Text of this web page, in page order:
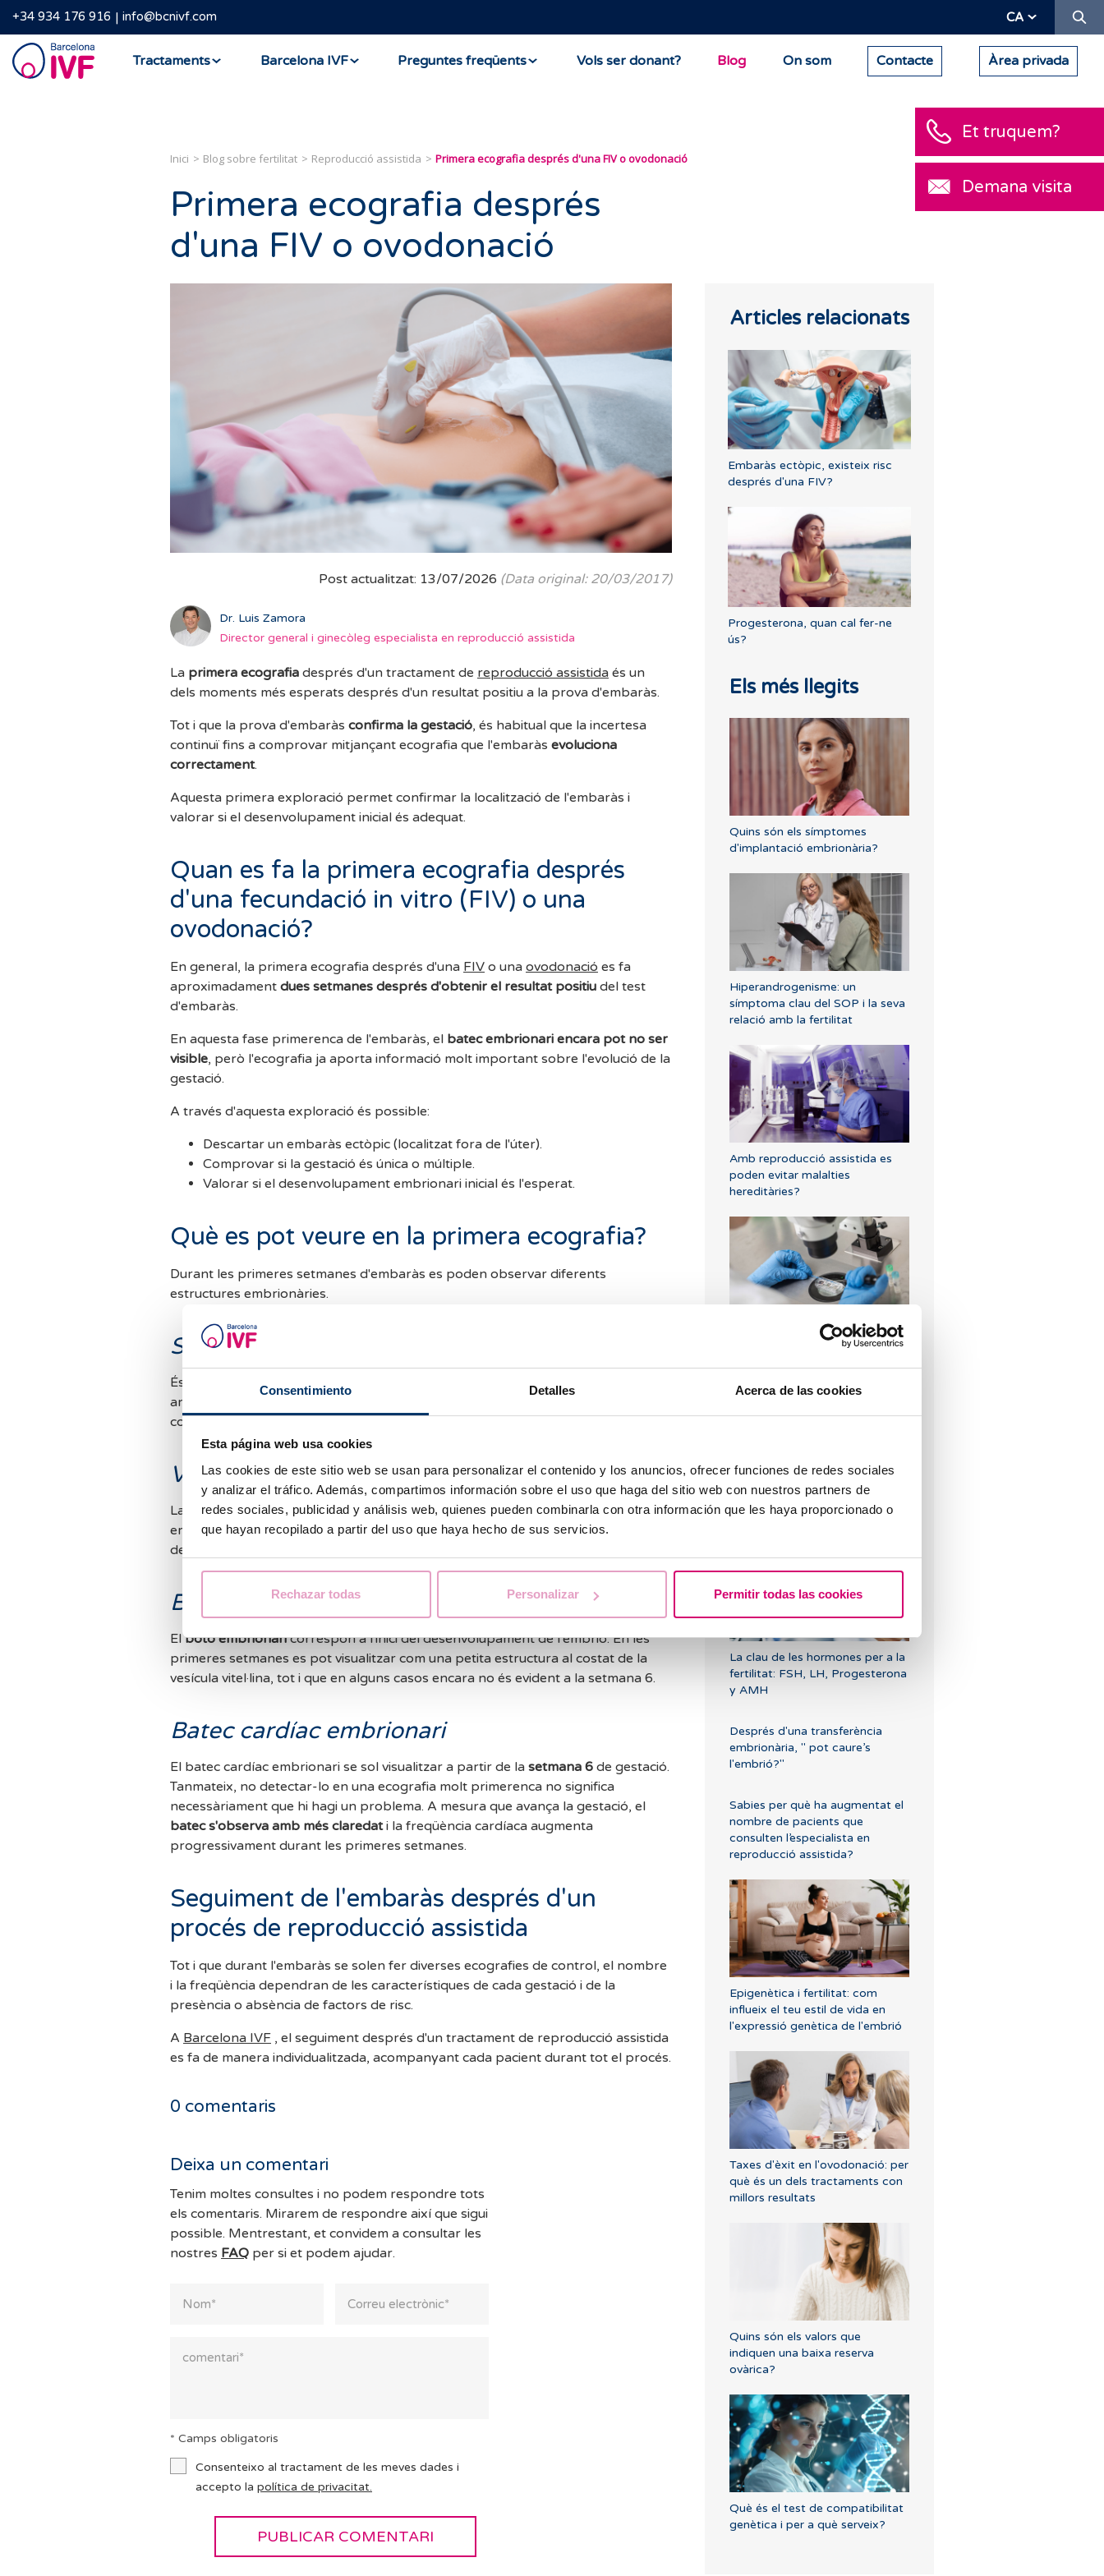
Consentimiento Detalles Acerca de las cookies
Esta página web usa cookies
Las cookies de este sitio web se usan para personalizar el contenido y los anuncios, ofrecer funciones de redes sociales
y analizar el tráfico. Además, compartimos información sobre el uso que haga del sitio web con nuestros partners de
redes sociales, publicidad y análisis web, quienes pueden combinarla con otra información que les haya proporcionado o
que hayan recopilado a partir del uso que haya hecho de sus servicios.
Rechazar todas Personalizar Permitir todas las cookies
+34 934 176 916 info@bcnivf.com CA
Barcelona
IVF
Tractaments Barcelona IVF Preguntes freqüents Vols ser donant? Blog On som Contacte Àrea privada
Inici Blog sobre fertilitat Reproducció assistida Primera ecografia després d'una FIV o ovodonació
Primera ecografia després
d'una FIV o ovodonació
Post actualitzat: 13/07/2026 (Data original: 20/03/2017)
Dr. Luis Zamora
Director general i ginecòleg especialista en reproducció assistida
La primera ecografia després d'un tractament de reproducció assistida
dels moments més esperats després d'un resultat positiu a la prova d'embaràs.
Tot i que la prova d'embaràs confirma la gestació, és habitual que la incertesa
continuï fins a comprovar mitjançant ecografia que l'embaràs evoluciona
correctament.
Aquesta primera exploració permet confirmar la localització de l'embaràs i
valorar si el desenvolupament inicial és adequat.
Quan es fa la primera ecografia després
d'una fecundació in vitro (FIV) o una
ovodonació?
En general, la primera ecografia després d'una FIV o una ovodonació es fa
aproximadament dues setmanes després d'obtenir el resultat positiu del test
d'embaràs.
En aquesta fase primerenca de l'embaràs, el batec embrionari encara pot no ser
visible, però l'ecografia ja aporta informació molt important sobre l'evolució de la
gestació.
A través d'aquesta exploració és possible:
Descartar un embaràs ectòpic (localitzat fora de l'úter).
Comprovar si la gestació és única o múltiple.
Valorar si el desenvolupament embrionari inicial és l'esperat.
Què es pot veure en la primera ecografia?
Durant les primeres setmanes d'embaràs es poden observar diferents
estructures embrionàries.
Sac gestacional
És la primera estructura visible
per ecografia. S'observa com una imatge
arrodonida localitzada a l'úter, fet que confirma que l'embaràs s'ha implantat
correctament.
Vesícula vitel·lina
La vesícula vitel·lina apareix en fases molt primerenques del desenvolupament
embrionari i se sol visualitzar dins del sac gestacional. La seva presència és un
dels
Botó embrionari
Elbotó embrionaricorrespon a l'inici del desenvolupament de l'embrió. En les
primeres setmanes es pot visualitzar com una petita estructura al costat de la
vesícula vitel·lina, tot i que en alguns casos encara no és evident a la setmana 6.
Batec cardíac embrionari
El batec cardíac embrionari se sol visualitzar a partir de la setmana 6 de gestació.
Tanmateix, no detectar-lo en una ecografia molt primerenca no significa
necessàriament que hi hagi un problema. A mesura que avança la gestació, el
batec s'observa amb més claredati la freqüència cardíaca augmenta
progressivament durant les primeres setmanes.
Seguiment de l'embaràs després d'un
procés de reproducció assistida
Tot i que durant l'embaràs se solen fer diverses ecografies de control, el nombre
i la freqüència dependran de les característiques de cada gestació i de la
presència o absència de factors de risc.
A Barcelona IVF , el seguiment després d'un tractament de reproducció assistida
es fa de manera individualitzada, acompanyant cada pacient durant tot el procés.
0 comentaris
Deixa un comentari
Tenim moltes consultes i no podem respondre tots
els comentaris. Mirarem de respondre així que sigui
possible. Mentrestant, et convidem a consultar les
nostres FAQ per si et podem ajudar.
* Camps obligatoris
Consenteixo al tractament de les meves dades i
accepto la política de privacitat.
Articles relacionats
Embaràs ectòpic, existeix risc
després d'una FIV?
Progesterona, quan cal fer-ne
ús?
Els més llegits
Quins són els símptomes
d'implantació embrionària?
Hiperandrogenisme: un
símptoma clau del SOP i la seva
relació amb la fertilitat
Amb reproducció assistida es
poden evitar malalties
hereditàries?
Diferències entre fecundació in
vitro i inseminació artificial
Què passa si mantinc relacions
sexuals després d'una
transferència d'embrions?
La clau de les hormones per a la
fertilitat: FSH, LH, Progesterona
y AMH
Després d'una transferència
embrionària, " pot caure’s
l'embrió?"
Sabies per què ha augmentat el
nombre de pacients que
consulten l’especialista en
reproducció assistida?
Epigenètica i fertilitat: com
influeix el teu estil de vida en
l'expressió genètica de l'embrió
Taxes d'èxit en l'ovodonació: per
què és un dels tractaments con
millors resultats
Quins són els valors que
indiquen una baixa reserva
ovàrica?
Què és el test de compatibilitat
genètica i per a què serveix?
Et truquem?
Demana visita